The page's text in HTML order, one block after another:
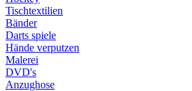
Tischtextilien
Bänder
Darts spiele
Hände verputzen
Malerei
DVD's
Anzughose